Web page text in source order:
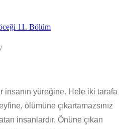
insanın yüreğine. Hele iki tarafa
ölümüne çıkartamazsınız
insanlardır. Önüne çıkan